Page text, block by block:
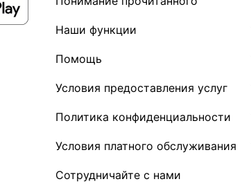
Наши функции
Помощь
Условия предоставления услуг
Политика конфиденциальности
Условия платного обслуживания
Сотрудничайте с нами